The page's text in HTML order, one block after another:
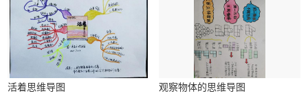
活着思维导图 观察物体的思维导图